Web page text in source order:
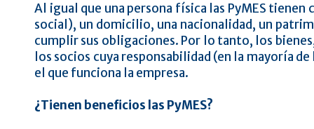
Al igual que una persona física las PyMES
social), un domicilio, una nacionalidad, un
cumplir sus obligaciones. Por lo tanto, los
los socios cuya responsabilidad (en la mayoría
el que funciona la empresa.
¿Tienen beneficios las PyMES?